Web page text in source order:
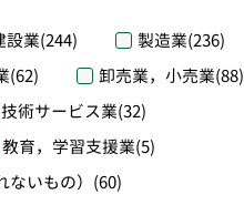
設業(244) 製造業(236)
(62) 卸売業，小売業(88)
術サービス業(32)
教育，学習支援業(5)
いもの） (60)